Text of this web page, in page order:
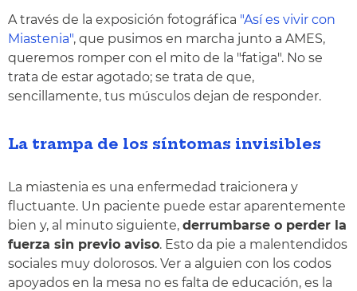
A través de la exposición fotográfica "Así es vivir con
Miastenia", que pusimos en marcha junto a AMES,
queremos romper con el mito de la "fatiga". No se
trata de estar agotado; se trata de que,
sencillamente, tus músculos dejan de responder.
La trampa de los síntomas invisibles
La miastenia es una enfermedad traicionera y
fluctuante. Un paciente puede estar aparentemente
bien y, al minuto siguiente, derrumbarse o perder la
fuerza sin previo aviso. Esto da pie a malentendidos
sociales muy dolorosos. Ver a alguien con los codos
apoyados en la mesa no es falta de educación, es la